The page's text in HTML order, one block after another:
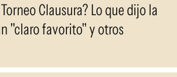
Clausura? Lo que dijo la
"claro favorito" y otros